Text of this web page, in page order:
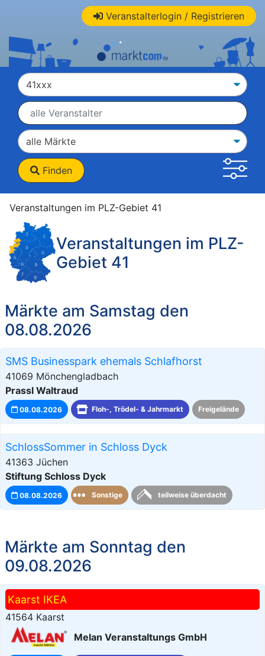
Veranstalterlogin / Registrieren
Finden
Veranstaltungen im PLZ-Gebiet 41
Veranstaltungen im PLZ-
Gebiet 41
Märkte am Samstag den
08.08.2026
SMS Businesspark ehemals Schlafhorst
41069 Mönchengladbach
Prassl Waltraud
08.08.2026 Floh-, Trödel- & Jahrmarkt Freigelände
SchlossSommer in Schloss Dyck
41363 Jüchen
Stiftung Schloss Dyck
08.08.2026 Sonstige teilweise überdacht
Märkte am Sonntag den
09.08.2026
Kaarst IKEA
41564 Kaarst
Melan Veranstaltungs GmbH